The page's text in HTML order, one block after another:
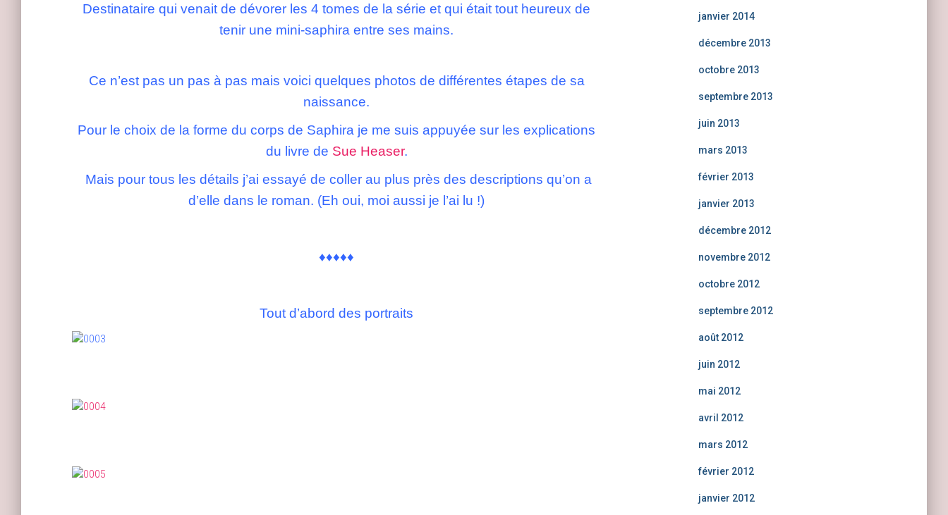
Destinataire qui venait de dévorer les 4 tomes de la série et qui était tout heureux de
tenir une mini-saphira entre ses mains.
Ce n’est pas un pas à pas mais voici quelques photos de différentes étapes de sa
naissance.
Pour le choix de la forme du corps de Saphira je me suis appuyée sur les explications
du livre de Sue Heaser.
Mais pour tous les détails j’ai essayé de coller au plus près des descriptions qu’on a
d’elle dans le roman. (Eh oui, moi aussi je l’ai lu !)
♦♦♦♦♦
Tout d’abord des portraits
janvier 2014
décembre 2013
octobre 2013
septembre 2013
juin 2013
mars 2013
février 2013
janvier 2013
décembre 2012
novembre 2012
octobre 2012
septembre 2012
août 2012
juin 2012
mai 2012
avril 2012
mars 2012
février 2012
janvier 2012